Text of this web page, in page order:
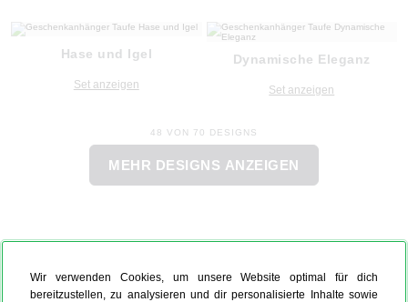
Wir verwenden Cookies, um unsere Website optimal für dich
bereitzustellen, zu analysieren und dir personalisierte Inhalte sowie
Hase und Igel
Set anzeigen
Dynamische Eleganz
Set anzeigen
48 VON 70 DESIGNS
MEHR DESIGNS ANZEIGEN